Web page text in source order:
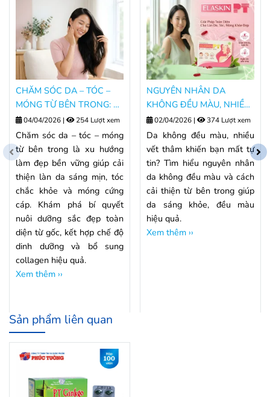
CHĂM SÓC DA – TÓC –
MÓNG TỪ BÊN TRONG: BÍ
QUYẾT NUÔI DƯỠNG VẺ
ĐẸP TOÀN DIỆN
04/04/2026 | 254 Lượt xem
Chăm sóc da – tóc – móng
từ bên trong là xu hướng
làm đẹp bền vững giúp cải
thiện làn da sáng mịn, tóc
chắc khỏe và móng cứng
cáp. Khám phá bí quyết
nuôi dưỡng sắc đẹp toàn
diện từ gốc, kết hợp chế độ
dinh dưỡng và bổ sung
collagen hiệu quả.
Xem thêm ››
NGUYÊN NHÂN DA
KHÔNG ĐỀU MÀU, NHIỀU
VẾT THÂM VÀ CÁCH CẢI
THIỆN TỪ BÊN TRONG.
02/04/2026 | 374 Lượt xem
Da không đều màu, nhiều
vết thâm khiến bạn mất tự
tin? Tìm hiểu nguyên nhân
da không đều màu và cách
cải thiện từ bên trong giúp
da sáng khỏe, đều màu
hiệu quả.
Xem thêm ››
Sản phẩm liên quan